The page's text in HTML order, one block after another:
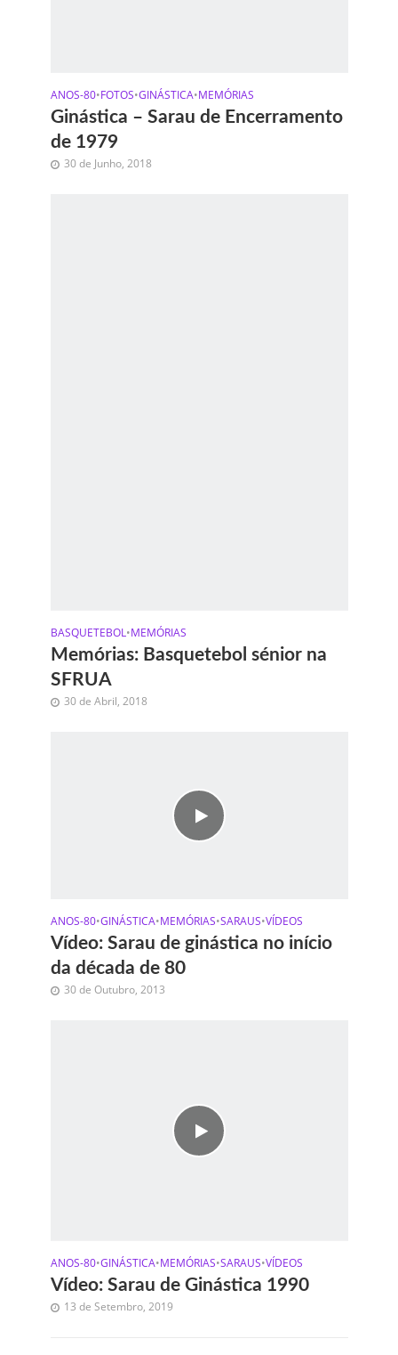
ANOS-80•FOTOS•GINÁSTICA•MEMÓRIAS
Ginástica – Sarau de Encerramento
de 1979
30 de Junho, 2018
BASQUETEBOL•MEMÓRIAS
Memórias: Basquetebol sénior na
SFRUA
30 de Abril, 2018
ANOS-80•GINÁSTICA•MEMÓRIAS•SARAUS•VÍDEOS
Vídeo: Sarau de ginástica no início
da década de 80
30 de Outubro, 2013
ANOS-80•GINÁSTICA•MEMÓRIAS•SARAUS•VÍDEOS
Vídeo: Sarau de Ginástica 1990
13 de Setembro, 2019